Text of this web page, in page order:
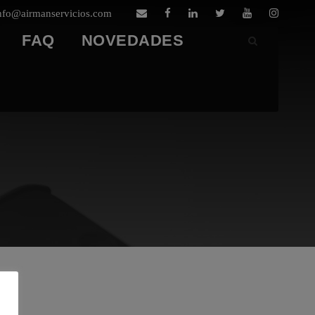
FAQ NOVEDADES